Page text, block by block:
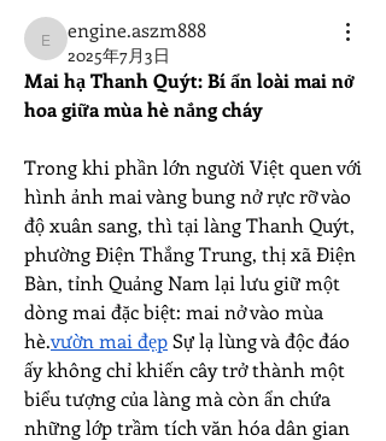
engine.aszm888
engine.aszm888
2025年7月3日
Mai hạ Thanh Quýt: Bí ẩn loài mai nở
hoa giữa mùa hè nắng cháy
Trong khi phần lớn người Việt quen với
hình ảnh mai vàng bung nở rực rỡ vào
độ xuân sang, thì tại làng Thanh Quýt,
phường Điện Thắng Trung, thị xã Điện
Bàn, tỉnh Quảng Nam lại lưu giữ một
dòng mai đặc biệt: mai nở vào mùa
hè.vườn mai đẹp Sự lạ lùng và độc đáo
ấy không chỉ khiến cây trở thành một
biểu tượng của làng mà còn ẩn chứa
những lớp trầm tích văn hóa dân gian